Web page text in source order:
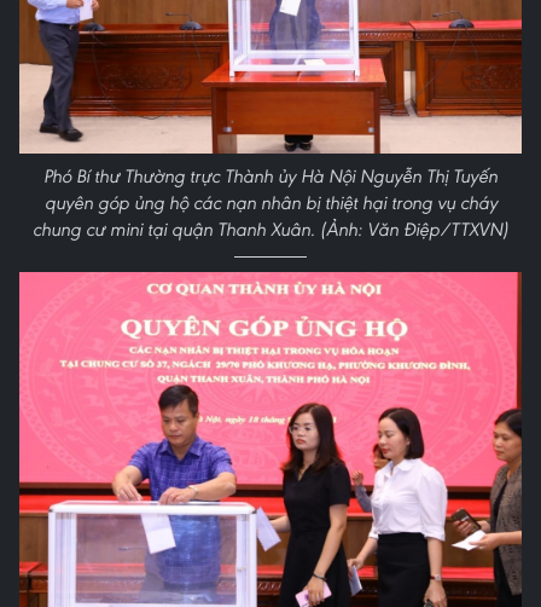
Phó Bí thư Thường trực Thành ủy Hà Nội Nguyễn Thị Tuyến
quyên góp ủng hộ các nạn nhân bị thiệt hại trong vụ cháy
chung cư mini tại quận Thanh Xuân. (Ảnh: Văn Điệp/TTXVN)